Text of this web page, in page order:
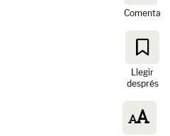
Comenta
Llegir
després